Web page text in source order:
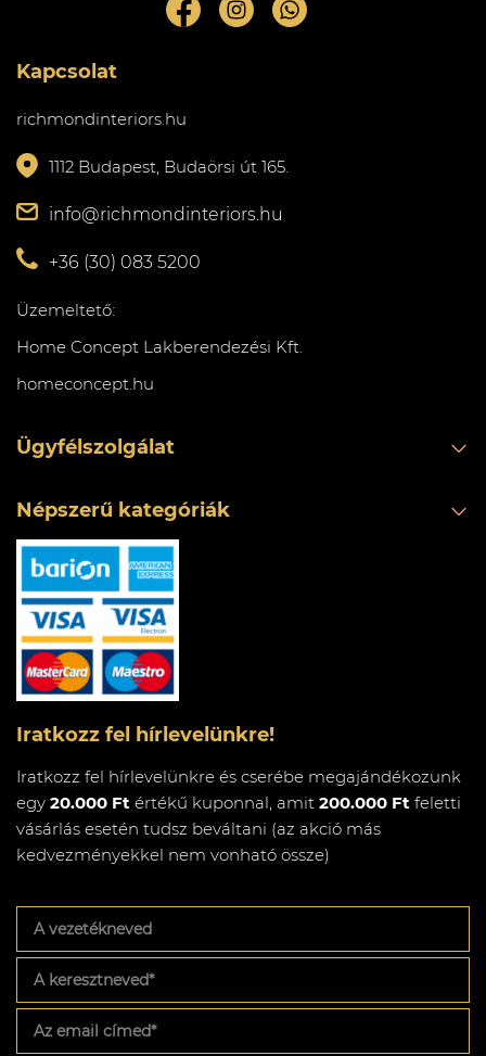
Kapcsolat
richmondinteriors.hu
1112 Budapest, Budaörsi út 165.
info@richmondinteriors.hu
+36 (30) 083 5200
Üzemeltető:
Home Concept Lakberendezési Kft.
homeconcept.hu
Ügyfélszolgálat
Népszerű kategóriák
Iratkozz fel hírlevelünkre!
Iratkozz fel hírlevelünkre és cserébe megajándékozunk
egy 20.000 Ft értékű kuponnal, amit 200.000 Ft feletti
vásárlás esetén tudsz beváltani (az akció más
kedvezményekkel nem vonható össze)
vezetékneved
keresztneved*
email